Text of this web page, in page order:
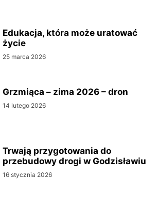
Edukacja, która może uratować
życie
25 marca 2026
Grzmiąca – zima 2026 – dron
14 lutego 2026
Trwają przygotowania do
przebudowy drogi w Godzisławiu
16 stycznia 2026